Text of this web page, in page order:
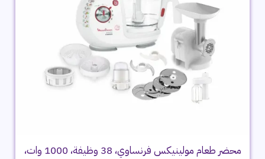
محضر طعام مولينيكس فرنساوي، 38 وظيفة، 1000 وات،